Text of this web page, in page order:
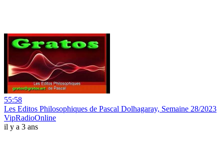
55:58
Les Editos Philosophiques de Pascal Dolhagaray, Semaine 28/2023
VipRadioOnline
il y a 3 ans